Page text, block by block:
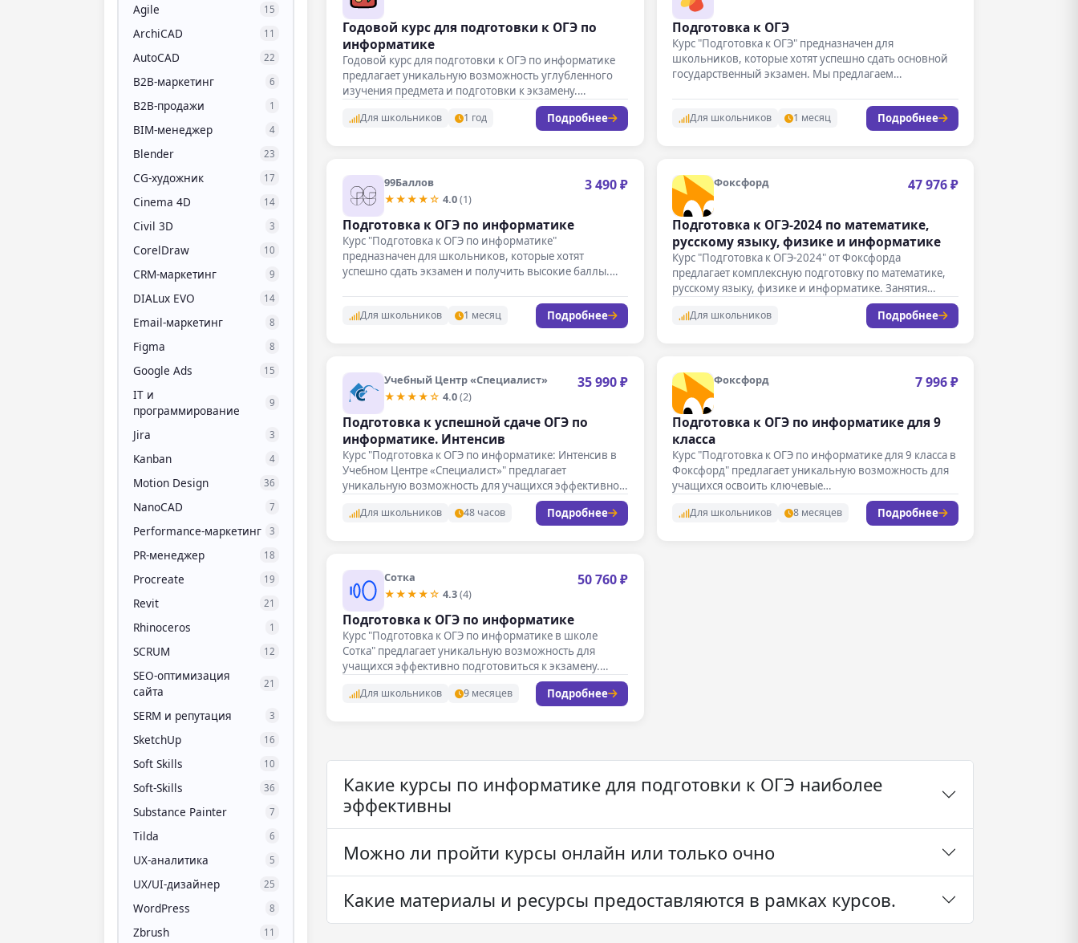
Agile 15
ArchiCAD 11
AutoCAD 22
B2B-маркетинг 6
B2B-продажи 1
BIM-менеджер 4
Blender 23
CG-художник 17
Cinema 4D 14
Civil 3D 3
CorelDraw 10
CRM-маркетинг 9
DIALux EVO 14
Email-маркетинг 8
Figma 8
Google Ads 15
IT и
программирование
9
Jira 3
Kanban 4
Motion Design 36
NanoCAD 7
Performance-маркетинг 3
PR-менеджер 18
Procreate 19
Revit 21
Rhinoceros 1
SCRUM 12
SEO-оптимизация
сайта
21
SERM и репутация 3
SketchUp 16
Soft Skills 10
Soft-Skills 36
Substance Painter 7
Tilda 6
UX-аналитика 5
UX/UI-дизайнер 25
WordPress 8
Zbrush 11
Годовой курс для подготовки к ОГЭ по
информатике
Годовой курс для подготовки к ОГЭ по информатике
предлагает уникальную возможность углубленного
изучения предмета и подготовки к экзамену.…
Для школьников 1 год Подробнее
Подготовка к ОГЭ
Курс "Подготовка к ОГЭ" предназначен для
школьников, которые хотят успешно сдать основной
государственный экзамен. Мы предлагаем
Для школьников 1 месяц Подробнее
99Баллов
★★★★☆ 4.0(1)
3 490 ₽
Подготовка к ОГЭ по информатике
Курс "Подготовка к ОГЭ по информатике"
предназначен для школьников, которые хотят
успешно сдать экзамен и получить высокие баллы.…
Для школьников 1 месяц Подробнее
Фоксфорд 47 976 ₽
Подготовка к ОГЭ-2024 по математике,
русскому языку, физике и информатике
Курс "Подготовка к ОГЭ-2024" от Фоксфорда
предлагает комплексную подготовку по математике,
русскому языку, физике и информатике. Занятия
Для школьников Подробнее
Учебный Центр «Специалист»
★★★★☆ 4.0(2)
35 990 ₽
Подготовка к успешной сдаче ОГЭ по
информатике. Интенсив
Курс "Подготовка к ОГЭ по информатике: Интенсив в
Учебном Центре «Специалист»" предлагает
уникальную возможность для учащихся эффективно
Для школьников 48 часов Подробнее
Фоксфорд 7 996 ₽
Подготовка к ОГЭ по информатике для 9
класса
Курс "Подготовка к ОГЭ по информатике для 9 класса в
Фоксфорд" предлагает уникальную возможность для
учащихся освоить ключевые…
Для школьников 8 месяцев Подробнее
Сотка
★★★★☆ 4.3(4)
50 760 ₽
Подготовка к ОГЭ по информатике
Курс "Подготовка к ОГЭ по информатике в школе
Сотка" предлагает уникальную возможность для
учащихся эффективно подготовиться к экзамену.…
Для школьников 9 месяцев Подробнее
Какие курсы по информатике для подготовки к ОГЭ наиболее
эффективны
Можно ли пройти курсы онлайн или только очно
Какие материалы и ресурсы предоставляются в рамках курсов.